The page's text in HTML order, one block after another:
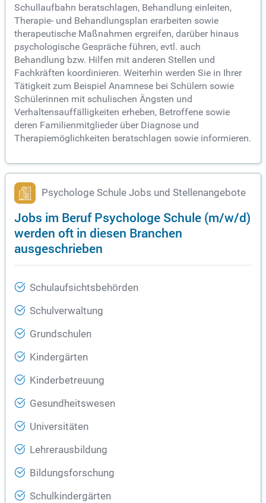
Schullaufbahn beratschlagen, Behandlung einleiten,
Therapie- und Behandlungsplan erarbeiten sowie
therapeutische Maßnahmen ergreifen, darüber hinaus
psychologische Gespräche führen, evtl. auch
Behandlung bzw. Hilfen mit anderen Stellen und
Fachkräften koordinieren. Weiterhin werden Sie in Ihrer
Tätigkeit zum Beispiel Anamnese bei Schülern sowie
Schülerinnen mit schulischen Ängsten und
Verhaltensauffälligkeiten erheben, Betroffene sowie
deren Familienmitglieder über Diagnose und
Therapiemöglichkeiten beratschlagen sowie informieren.
Psychologe Schule Jobs und Stellenangebote
Jobs im Beruf Psychologe Schule (m/w/d)
werden oft in diesen Branchen
ausgeschrieben
Schulaufsichtsbehörden
Schulverwaltung
Grundschulen
Kindergärten
Kinderbetreuung
Gesundheitswesen
Universitäten
Lehrerausbildung
Bildungsforschung
Schulkindergärten